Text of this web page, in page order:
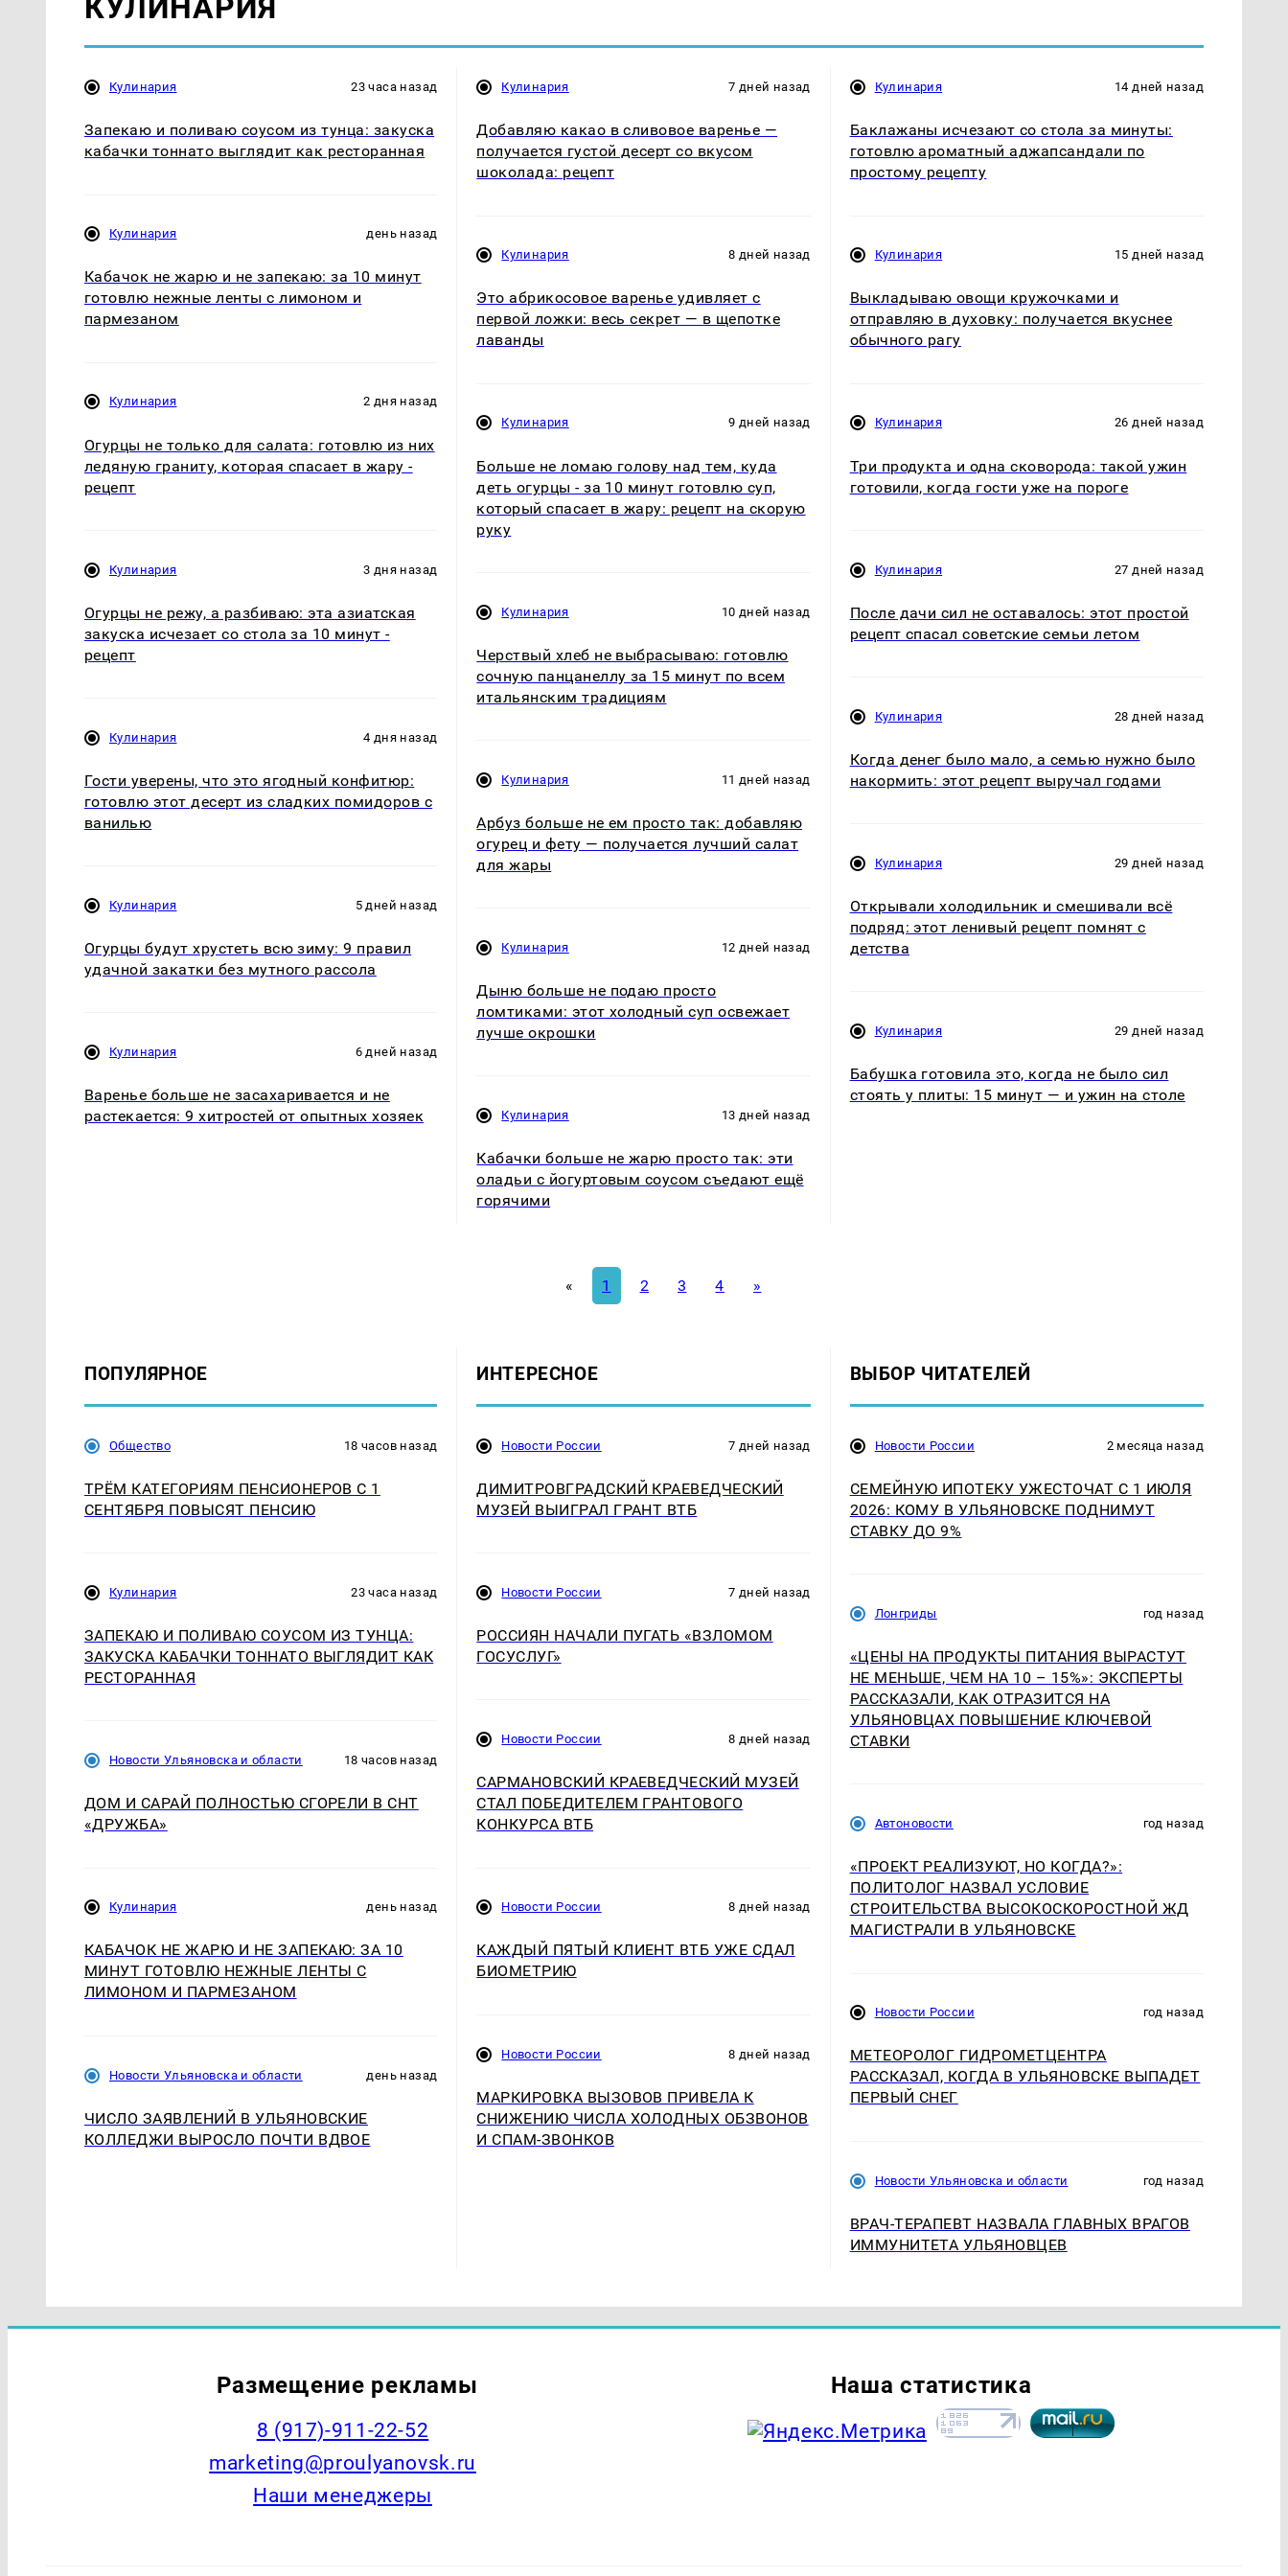
КУЛИНАРИЯ
Кулинария 23 часа назад
Запекаю и поливаю соусом из тунца: закуска
кабачки тоннато выглядит как ресторанная
Кулинария день назад
Кабачок не жарю и не запекаю: за 10 минут
готовлю нежные ленты с лимоном и
пармезаном
Кулинария 2 дня назад
Огурцы не только для салата: готовлю из них
ледяную граниту, которая спасает в жару -
рецепт
Кулинария 3 дня назад
Огурцы не режу, а разбиваю: эта азиатская
закуска исчезает со стола за 10 минут -
рецепт
Кулинария 4 дня назад
Гости уверены, что это ягодный конфитюр:
готовлю этот десерт из сладких помидоров с
ванилью
Кулинария 5 дней назад
Огурцы будут хрустеть всю зиму: 9 правил
удачной закатки без мутного рассола
Кулинария 6 дней назад
Варенье больше не засахаривается и не
растекается: 9 хитростей от опытных хозяек
Кулинария 7 дней назад
Добавляю какао в сливовое варенье —
получается густой десерт со вкусом
шоколада: рецепт
Кулинария 8 дней назад
Это абрикосовое варенье удивляет с
первой ложки: весь секрет — в щепотке
лаванды
Кулинария 9 дней назад
Больше не ломаю голову над тем, куда
деть огурцы - за 10 минут готовлю суп,
который спасает в жару: рецепт на скорую
руку
Кулинария 10 дней назад
Черствый хлеб не выбрасываю: готовлю
сочную панцанеллу за 15 минут по всем
итальянским традициям
Кулинария 11 дней назад
Арбуз больше не ем просто так: добавляю
огурец и фету — получается лучший салат
для жары
Кулинария 12 дней назад
Дыню больше не подаю просто
ломтиками: этот холодный суп освежает
лучше окрошки
Кулинария 13 дней назад
Кабачки больше не жарю просто так: эти
оладьи с йогуртовым соусом съедают ещё
горячими
Кулинария 14 дней назад
Баклажаны исчезают со стола за минуты:
готовлю ароматный аджапсандали по
простому рецепту
Кулинария 15 дней назад
Выкладываю овощи кружочками и
отправляю в духовку: получается вкуснее
обычного рагу
Кулинария 26 дней назад
Три продукта и одна сковорода: такой ужин
готовили, когда гости уже на пороге
Кулинария 27 дней назад
После дачи сил не оставалось: этот простой
рецепт спасал советские семьи летом
Кулинария 28 дней назад
Когда денег было мало, а семью нужно было
накормить: этот рецепт выручал годами
Кулинария 29 дней назад
Открывали холодильник и смешивали всё
подряд: этот ленивый рецепт помнят с
детства
Кулинария 29 дней назад
Бабушка готовила это, когда не было сил
стоять у плиты: 15 минут — и ужин на столе
« 1 2 3 4 »
ПОПУЛЯРНОЕ
Общество 18 часов назад
ТРЁМ КАТЕГОРИЯМ ПЕНСИОНЕРОВ С 1
СЕНТЯБРЯ ПОВЫСЯТ ПЕНСИЮ
Кулинария 23 часа назад
ЗАПЕКАЮ И ПОЛИВАЮ СОУСОМ ИЗ ТУНЦА:
ЗАКУСКА КАБАЧКИ ТОННАТО ВЫГЛЯДИТ КАК
РЕСТОРАННАЯ
Новости Ульяновска и области 18 часов назад
ДОМ И САРАЙ ПОЛНОСТЬЮ СГОРЕЛИ В СНТ
«ДРУЖБА»
Кулинария день назад
КАБАЧОК НЕ ЖАРЮ И НЕ ЗАПЕКАЮ: ЗА 10
МИНУТ ГОТОВЛЮ НЕЖНЫЕ ЛЕНТЫ С
ЛИМОНОМ И ПАРМЕЗАНОМ
Новости Ульяновска и области день назад
ЧИСЛО ЗАЯВЛЕНИЙ В УЛЬЯНОВСКИЕ
КОЛЛЕДЖИ ВЫРОСЛО ПОЧТИ ВДВОЕ
ИНТЕРЕСНОЕ
Новости России 7 дней назад
ДИМИТРОВГРАДСКИЙ КРАЕВЕДЧЕСКИЙ
МУЗЕЙ ВЫИГРАЛ ГРАНТ ВТБ
Новости России 7 дней назад
РОССИЯН НАЧАЛИ ПУГАТЬ «ВЗЛОМОМ
ГОСУСЛУГ»
Новости России 8 дней назад
САРМАНОВСКИЙ КРАЕВЕДЧЕСКИЙ МУЗЕЙ
СТАЛ ПОБЕДИТЕЛЕМ ГРАНТОВОГО
КОНКУРСА ВТБ
Новости России 8 дней назад
КАЖДЫЙ ПЯТЫЙ КЛИЕНТ ВТБ УЖЕ СДАЛ
БИОМЕТРИЮ
Новости России 8 дней назад
МАРКИРОВКА ВЫЗОВОВ ПРИВЕЛА К
СНИЖЕНИЮ ЧИСЛА ХОЛОДНЫХ ОБЗВОНОВ
И СПАМ-ЗВОНКОВ
ВЫБОР ЧИТАТЕЛЕЙ
Новости России 2 месяца назад
СЕМЕЙНУЮ ИПОТЕКУ УЖЕСТОЧАТ С 1 ИЮЛЯ
2026: КОМУ В УЛЬЯНОВСКЕ ПОДНИМУТ
СТАВКУ ДО 9%
Лонгриды год назад
«ЦЕНЫ НА ПРОДУКТЫ ПИТАНИЯ ВЫРАСТУТ
НЕ МЕНЬШЕ, ЧЕМ НА 10 – 15%»: ЭКСПЕРТЫ
РАССКАЗАЛИ, КАК ОТРАЗИТСЯ НА
УЛЬЯНОВЦАХ ПОВЫШЕНИЕ КЛЮЧЕВОЙ
СТАВКИ
Автоновости год назад
«ПРОЕКТ РЕАЛИЗУЮТ, НО КОГДА?»:
ПОЛИТОЛОГ НАЗВАЛ УСЛОВИЕ
СТРОИТЕЛЬСТВА ВЫСОКОСКОРОСТНОЙ ЖД
МАГИСТРАЛИ В УЛЬЯНОВСКЕ
Новости России год назад
МЕТЕОРОЛОГ ГИДРОМЕТЦЕНТРА
РАССКАЗАЛ, КОГДА В УЛЬЯНОВСКЕ ВЫПАДЕТ
ПЕРВЫЙ СНЕГ
Новости Ульяновска и области год назад
ВРАЧ-ТЕРАПЕВТ НАЗВАЛА ГЛАВНЫХ ВРАГОВ
ИММУНИТЕТА УЛЬЯНОВЦЕВ
Размещение рекламы
8 (917)-911-22-52
marketing@proulyanovsk.ru
Наши менеджеры
Наша статистика